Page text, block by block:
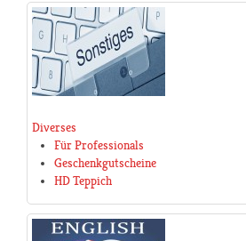
Diverses
Für Professionals
Geschenkgutscheine
HD Teppich